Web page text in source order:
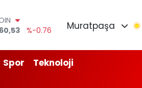
%-0.76
%0.17
Muratpaşa
Spor
Teknoloji